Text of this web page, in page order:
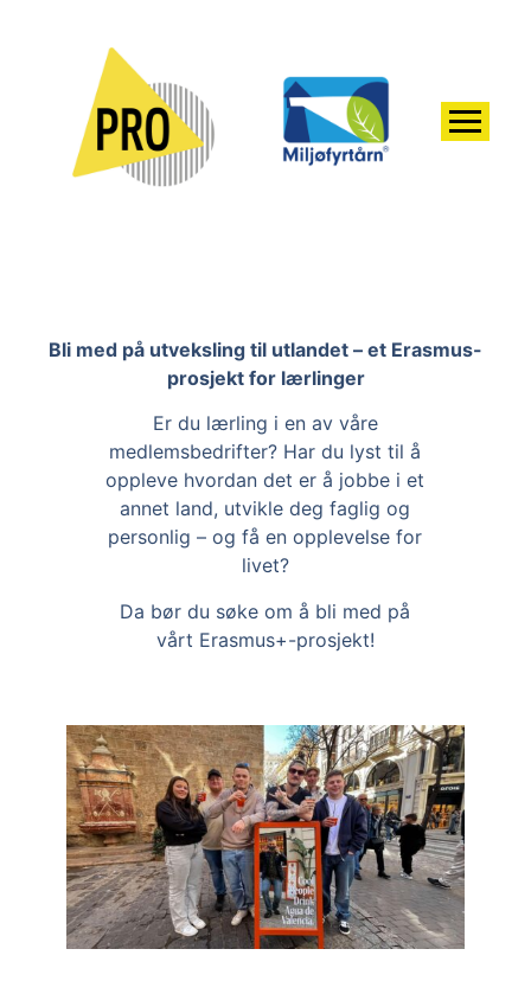
Bli med på utveksling til utlandet – et Erasmus-
prosjekt for lærlinger
Er du lærling i en av våre
medlemsbedrifter? Har du lyst til å
oppleve hvordan det er å jobbe i et
annet land, utvikle deg faglig og
personlig – og få en opplevelse for
livet?
Da bør du søke om å bli med på
vårt Erasmus+-prosjekt!